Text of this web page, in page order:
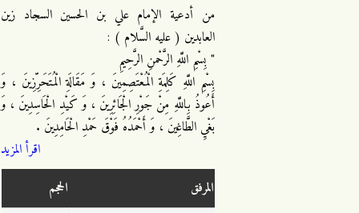
من أدعية الإمام علي بن الحسين السجاد زين
العابدين ( عليه السَّلام ) :
" بِسْمِ اللَّهِ الرَّحْمنِ الرَّحِيمِ
بِسْمِ اللَّهِ كَلِمَةِ الْمُعْتَصِمِينَ ، وَ مَقَالَةِ الْمُتَحَرِّزِينَ ، وَ
أَعُوذُ بِاللَّهِ مِنْ جَوْرِ الْجَائِرِينَ ، وَ كَيْدِ الْحَاسِدِينَ ، وَ
بَغْيِ الطَّاغِينَ ، وَ أَحْمَدُهُ فَوْقَ حَمْدِ الْحَامِدِينَ .
اقرأ المزيد
المرفق
الحجم